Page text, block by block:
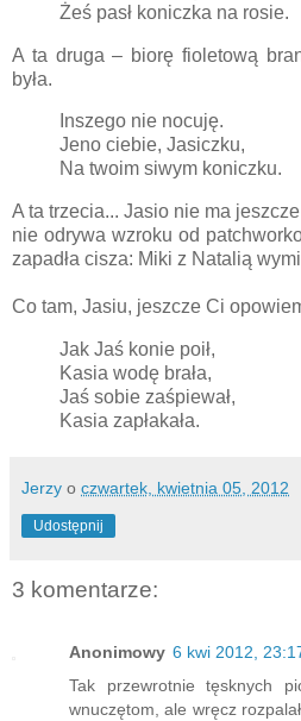
Żeś pasł koniczka na rosie.
A ta druga – biorę fioletową
była.
Inszego nie nocuję.
Jeno ciebie, Jasiczku,
Na twoim siwym koniczku.
A ta trzecia... Jasio nie ma
nie odrywa wzroku od
zapadła cisza: Miki z Natalią
Co tam, Jasiu, jeszcze Ci
Jak Jaś konie poił,
Kasia wodę brała,
Jaś sobie zaśpiewał,
Kasia zapłakała.
Jerzy o czwartek, kwietnia 05, 2012
Udostępnij
3 komentarze:
Anonimowy 6 kwi 2012,
Tak przewrotnie tęsknych
wnuczętom, ale wręcz